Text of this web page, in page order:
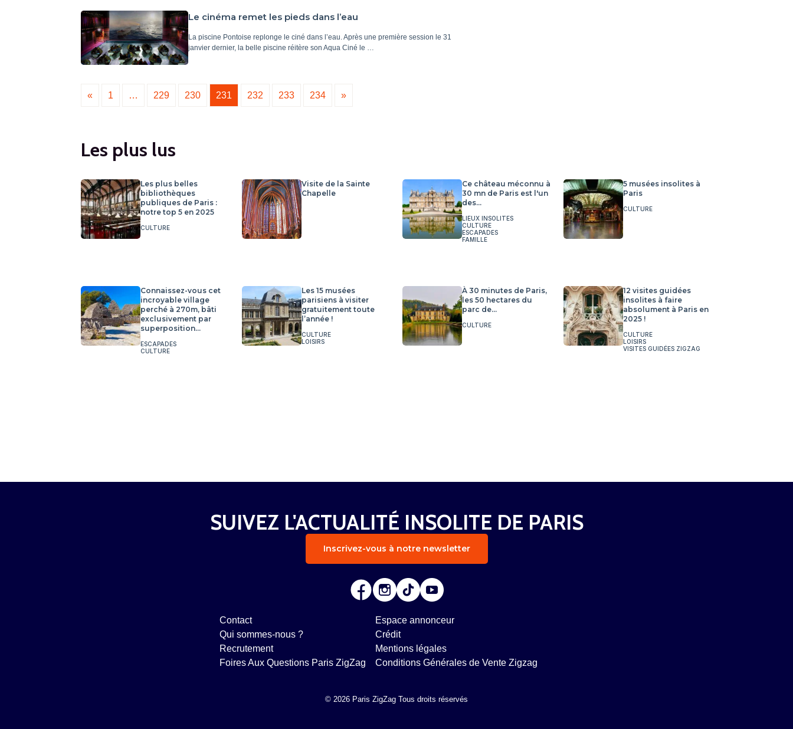
Le cinéma remet les pieds dans l’eau
La piscine Pontoise replonge le ciné dans l’eau. Après une première session le 31
janvier dernier, la belle piscine réitère son Aqua Ciné le …
« 1 … 229 230 231 232 233 234 »
Les plus lus
Les plus belles
bibliothèques
publiques de Paris :
notre top 5 en 2025
CULTURE
Visite de la Sainte
Chapelle
Ce château méconnu à
30 mn de Paris est l'un
des...
LIEUX INSOLITES
CULTURE
ESCAPADES
FAMILLE
5 musées insolites à
Paris
CULTURE
Connaissez-vous cet
incroyable village
perché à 270m, bâti
exclusivement par
superposition...
ESCAPADES
CULTURE
Les 15 musées
parisiens à visiter
gratuitement toute
l’année !
CULTURE
LOISIRS
À 30 minutes de Paris,
les 50 hectares du
parc de...
CULTURE
12 visites guidées
insolites à faire
absolument à Paris en
2025 !
CULTURE
LOISIRS
VISITES GUIDÉES ZIGZAG
SUIVEZ L'ACTUALITÉ INSOLITE DE PARIS
Inscrivez-vous à notre newsletter
Contact
Qui sommes-nous ?
Recrutement
Foires Aux Questions Paris ZigZag
Espace annonceur
Crédit
Mentions légales
Conditions Générales de Vente Zigzag
© 2026 Paris ZigZag Tous droits réservés